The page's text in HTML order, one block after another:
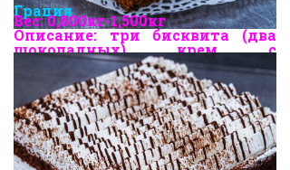
Грация
Вес: 0,800кг-1,500кг
Описание: три бисквита (два
шоколадных) крем с
добавлением варенной
сгущенки.